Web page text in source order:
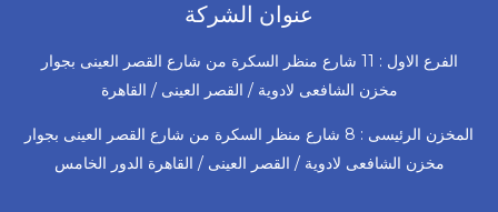
عنوان الشركة
الفرع الاول : 11 شارع منظر السكرة من شارع القصر العينى بجوار
مخزن الشافعى لادوية / القصر العينى / القاهرة
المخزن الرئيسى : 8 شارع منظر السكرة من شارع القصر العينى بجوار
مخزن الشافعى لادوية / القصر العينى / القاهرة الدور الخامس